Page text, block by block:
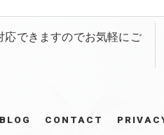
応できますのでお気軽にご
BLOG CONTACT